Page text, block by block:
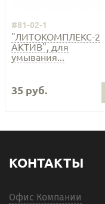
#81-02-1
"ЛИТОКОМПЛЕКС-2
АКТИВ", для
умывания...
35 руб.
КОНТАКТЫ
Офис Компании